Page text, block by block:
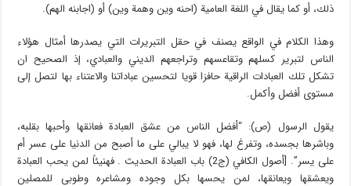
ذلك، أو كما يقال في اللغة العامية (احنه وين وهمة وين) أو (اجابنه الهم).
وهذا الكلام في الواقع يصنف في حقل التبريرات التي يصدرها أمثال هؤلاء
الناس لتبرير كسلهم وتقاعسهم وتراجعهم الديني والعبادي، إذ الصحيح ان
تشكل تلك العبادات الراقية حافزا قويا لتحسين عباداتنا والاعتناء بها لتصل إلى
مستوى أفضل وأكمل.
يقول الرسول (ص): “أفضل الناس من عشق العبادة فعانقها وأحبها بقلبه،
وباشرها بجسده، وتفرغ لها، فهو لا يبالي على ما أصبح من الدنيا على عسر أم
على يسر”. [أصول الكافي (ج2) باب العبادة الحديث . فهنيئاً لمن يحب العبادة
ويعشقها ويعانقها، لمن يحسها بكل وجوده ومشاعره وطوبى للمصلين